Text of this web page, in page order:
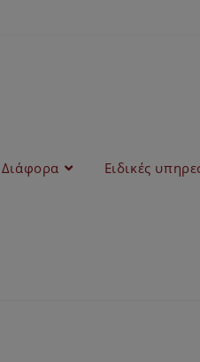
Διάφορα Ειδικές